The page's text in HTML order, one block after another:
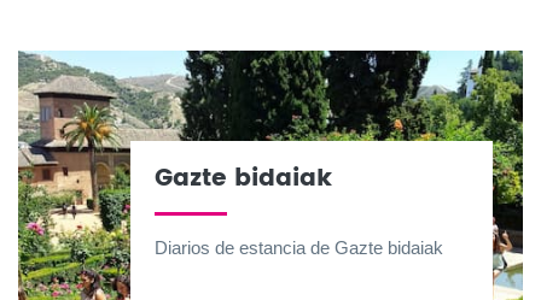
Gazte bidaiak
Diarios de estancia de Gazte bidaiak